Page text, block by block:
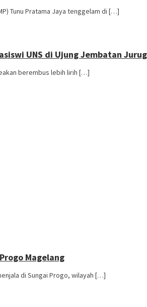
Tunu Pratama Jaya tenggelam di […]
UNS di Ujung Jembatan
berembus lebih lirih […]
Magelang
di Sungai Progo, wilayah […]